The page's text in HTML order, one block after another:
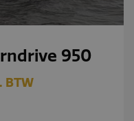
950
BTW